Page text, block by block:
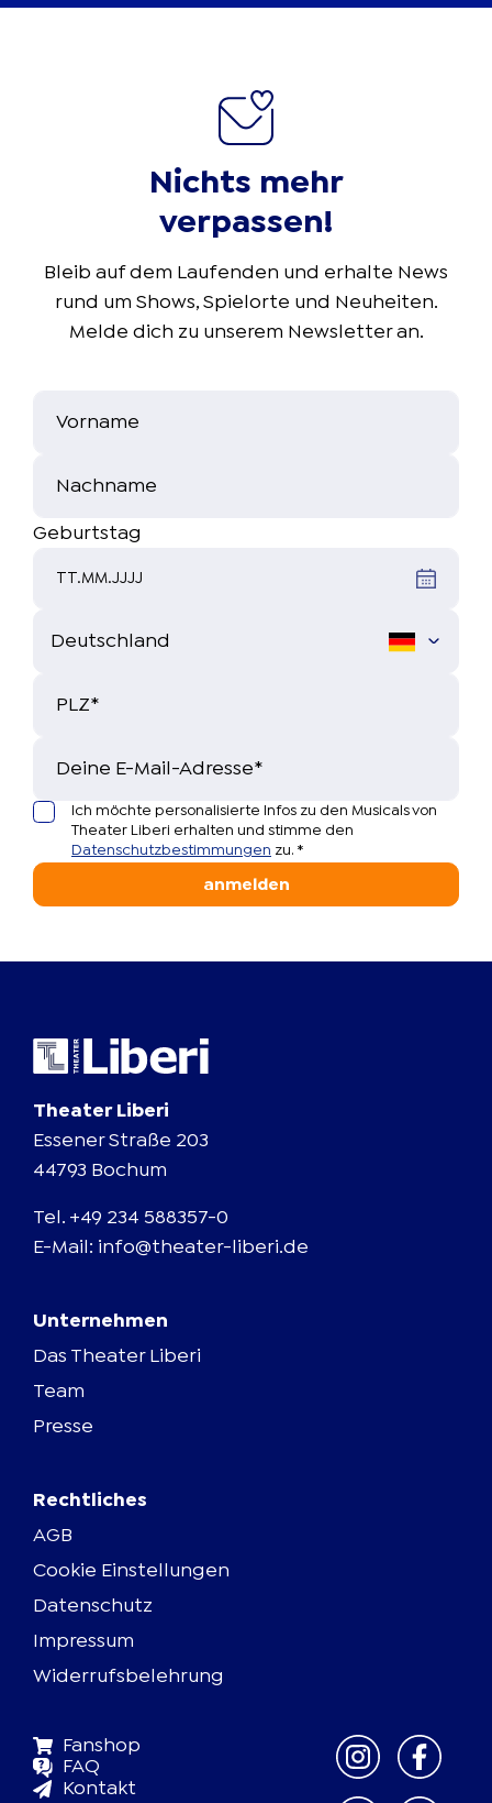
Nichts mehr
verpassen!
Bleib auf dem Laufenden und erhalte News
rund um Shows, Spielorte und Neuheiten.
Melde dich zu unserem Newsletter an.
Vorname
Nachname
Geburtstag
TT.MM.JJJJ
PLZ*
Deine E-Mail-Adresse*
Ich möchte personalisierte Infos zu den Musicals von
Theater Liberi erhalten und stimme den
Datenschutzbestimmungen zu. *
anmelden
Theater Liberi
Essener Straße 203
44793 Bochum
Tel. +49 234 588357-0
E-Mail: info@theater-liberi.de
Unternehmen
Das Theater Liberi
Team
Presse
Rechtliches
AGB
Cookie Einstellungen
Datenschutz
Impressum
Widerrufsbelehrung
Fanshop
FAQ
Kontakt